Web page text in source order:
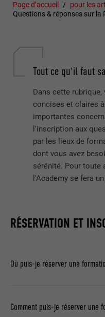
Page d’accueil pour les
Questions & réponses sur la
Tout ce qu'il faut
Dans cette
concises et claires
importantes
l'inscription aux
par les lieux de
dont vous avez
sérénité. Pour toute
l'Academy se fera
RÉSERVATION ET
Où puis-je réserver une
site web.
Comment puis-je réserver une